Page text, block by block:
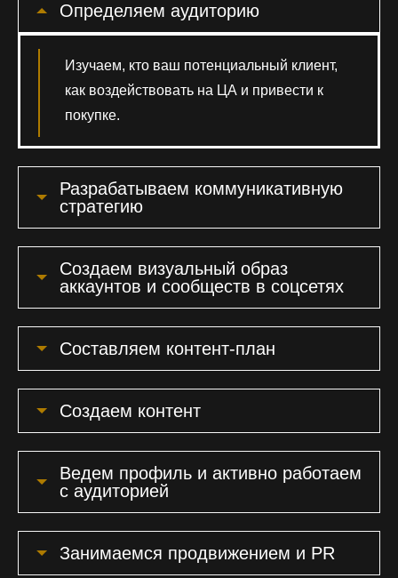
Определяем аудиторию
Изучаем, кто ваш потенциальный клиент,
как воздействовать на ЦА и привести к
покупке.
Разрабатываем коммуникативную
стратегию
Создаем визуальный образ
аккаунтов и сообществ в соцсетях
Составляем контент-план
Создаем контент
Ведем профиль и активно работаем
с аудиторией
Занимаемся продвижением и PR